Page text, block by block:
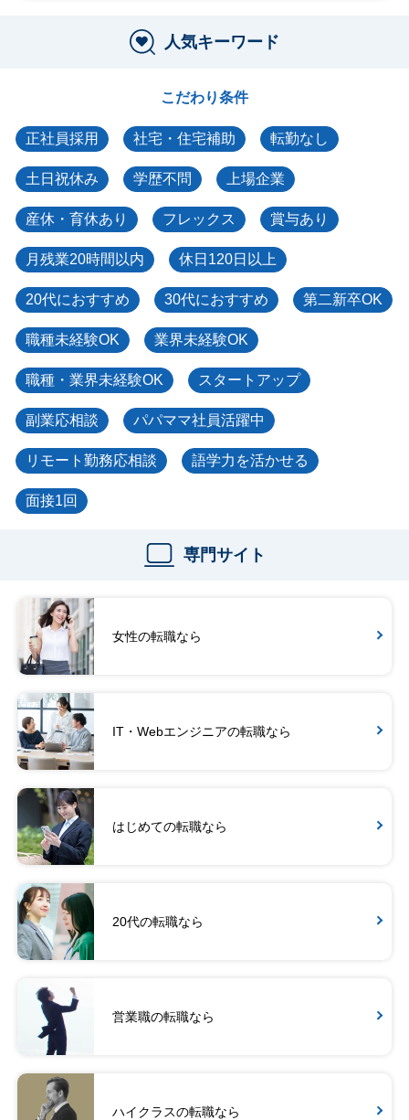
人気キーワード
こだわり条件
正社員採用 社宅・住宅補助 転勤なし
土日祝休み 学歴不問 上場企業
産休・育休あり フレックス 賞与あり
月残業20時間以内 休日120日以上
20代におすすめ 30代におすすめ 第二新卒OK
職種未経験OK 業界未経験OK
職種・業界未経験OK スタートアップ
副業応相談 パパママ社員活躍中
リモート勤務応相談 語学力を活かせる
面接1回
専門サイト
女性の転職なら
IT・Webエンジニアの転職なら
はじめての転職なら
20代の転職なら
営業職の転職なら
ハイクラスの転職なら